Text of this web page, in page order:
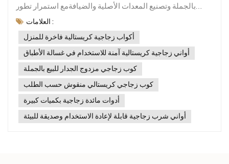
بالجملة وتصنيع المعدات الأصلية والضيافةمع استمرار تطور
جماليات المنازل والمطاعم على مستوى العالم، أكواب
أصبحت رمزًا لأسلوب حياة وذوق جمالي. سواءً في موجة
الفيديوهات القصيرة على تيك توك، أو في مجتمعات الجماليات
المنزلية على فيسبوك، أو حتى في المشاركة البصرية على X
الثقافات والمناطق.باعتبارها شركة مصنعة احترافية للأواني
الزجاجية المنزلية مع سنوات عديدة من الخبرة في التصنيع،
تعرف Xinghuo Glass أن الزجاج الجيد لا يجب أن يتمتع بحرفية
رائعة فحسب، بل يجب أن يكون قادرًا أيضًا على حمل المشاعر
العلامات :
أكواب زجاجية كريستالية فاخرة للمنزل
أواني زجاجية كريستالية آمنة للاستخدام في غسالة الأطباق
كوب زجاجي مزدوج الجدار للبيع بالجملة
كوب زجاجي كريستالي منقوش حسب الطلب
أدوات مائدة زجاجية بكميات كبيرة
أواني شرب زجاجية قابلة لإعادة الاستخدام وصديقة للبيئة